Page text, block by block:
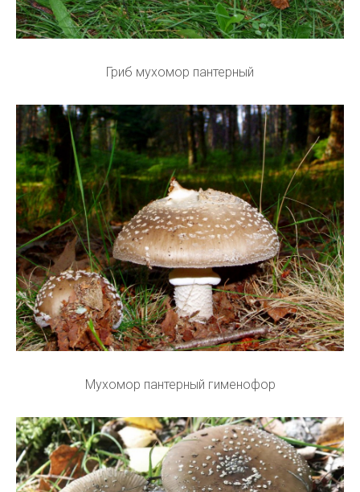
Гриб мухомор пантерный
Мухомор пантерный гименофор